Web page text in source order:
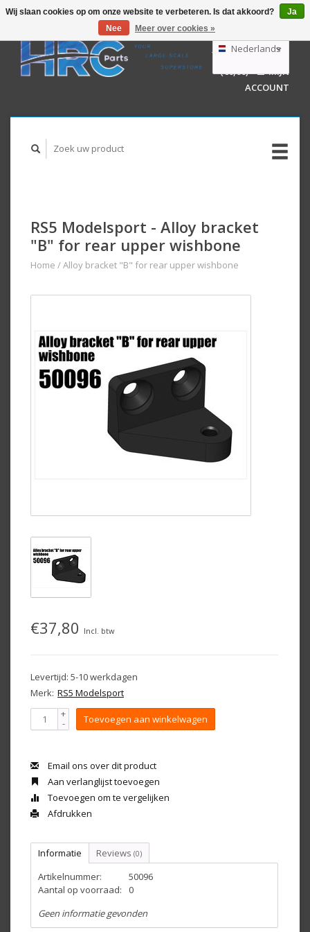
GBP
AUD
Nederlands
Deutsch
English
WINKELWAGEN
(€0,00)
MIJN
ACCOUNT
RS5 Modelsport - Alloy bracket
"B" for rear upper wishbone
Home /Alloy bracket "B" for rear upper wishbone
€37,80 Incl. btw
Levertijd: 5-10 werkdagen
Merk: RS5 Modelsport
+
- Toevoegen aan winkelwagen
Email ons over dit product
Aan verlanglijst toevoegen
Toevoegen om te vergelijken
Afdrukken
Informatie Reviews (0)
Artikelnummer:
50096
Aantal op voorraad:
0
Geen informatie gevonden
Wij slaan cookies op om onze website te verbeteren. Is dat akkoord?
Ja
Nee
Meer over cookies »